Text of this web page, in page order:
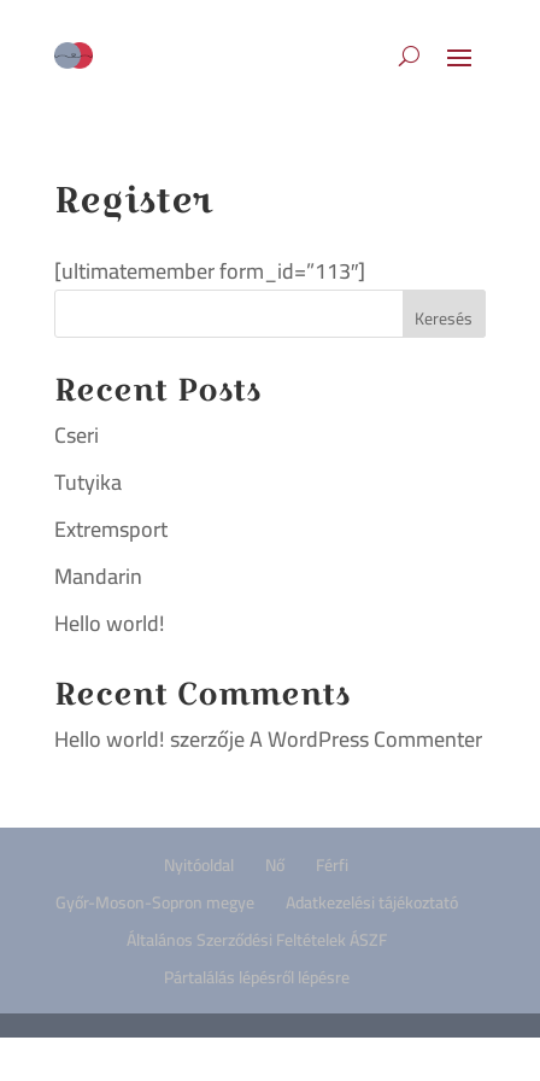
Register
[ultimatemember form_id=”113″]
Keresés
Recent Posts
Cseri
Tutyika
Extremsport
Mandarin
Hello world!
Recent Comments
Hello world!szerzőjeA WordPress Commenter
Nyitóoldal Nő
Férfi
Győr-Moson-Sopron megye
Adatkezelési tájékoztató
Általános Szerződési Feltételek ÁSZF
Pártalálás lépésről lépésre